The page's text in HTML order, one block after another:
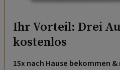
Ihr Vorteil: Drei
kostenlos
15x nach Hause bekommen